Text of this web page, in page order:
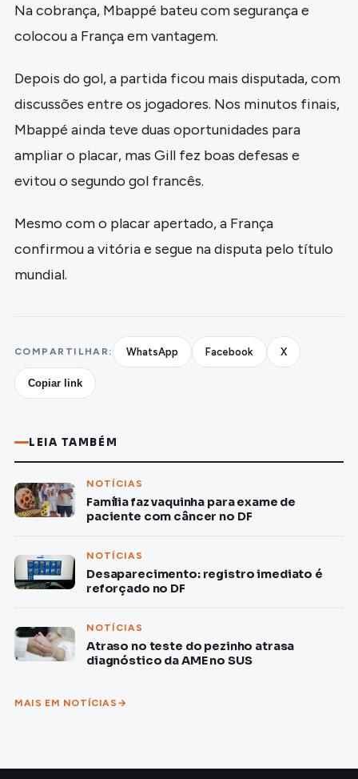
Na cobrança, Mbappé bateu com segurança e
colocou a França em vantagem.
Depois do gol, a partida ficou mais disputada, com
discussões entre os jogadores. Nos minutos finais,
Mbappé ainda teve duas oportunidades para
ampliar o placar, mas Gill fez boas defesas e
evitou o segundo gol francês.
Mesmo com o placar apertado, a França
confirmou a vitória e segue na disputa pelo título
mundial.
COMPARTILHAR: WhatsApp Facebook X
Copiar link
LEIA TAMBÉM
NOTÍCIAS
Família faz vaquinha para exame de
paciente com câncer no DF
NOTÍCIAS
Desaparecimento: registro imediato é
reforçado no DF
NOTÍCIAS
Atraso no teste do pezinho atrasa
diagnóstico da AME no SUS
MAIS EM NOTÍCIAS